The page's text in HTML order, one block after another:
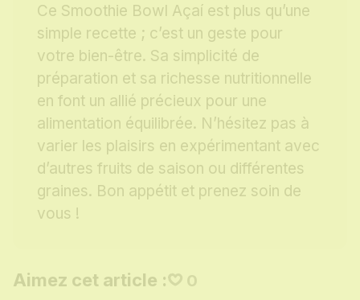
Ce Smoothie Bowl Açaí est plus qu’une
simple recette ; c’est un geste pour
votre bien-être. Sa simplicité de
préparation et sa richesse nutritionnelle
en font un allié précieux pour une
alimentation équilibrée. N’hésitez pas à
varier les plaisirs en expérimentant avec
d’autres fruits de saison ou différentes
graines. Bon appétit et prenez soin de
vous !
Aimez cet article : 0